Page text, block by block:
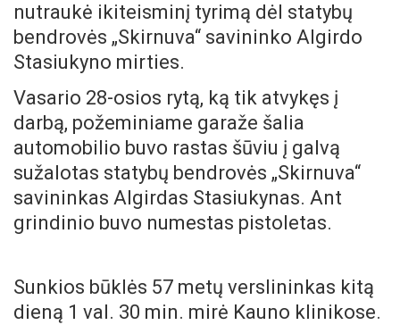
nutraukė ikiteisminį tyrimą dėl statybų
bendrovės „Skirnuva“ savininko Algirdo
Stasiukyno mirties.
Vasario 28-osios rytą, ką tik atvykęs į
darbą, požeminiame garaže šalia
automobilio buvo rastas šūviu į galvą
sužalotas statybų bendrovės „Skirnuva“
savininkas Algirdas Stasiukynas. Ant
grindinio buvo numestas pistoletas.
Sunkios būklės 57 metų verslininkas kitą
dieną 1 val. 30 min. mirė Kauno klinikose.